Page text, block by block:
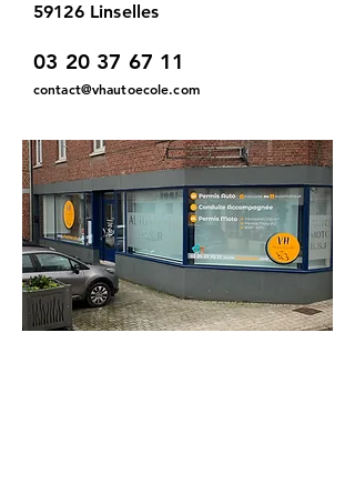
59126 Linselles
03 20 37 67 11
contact@vhautoecole.com